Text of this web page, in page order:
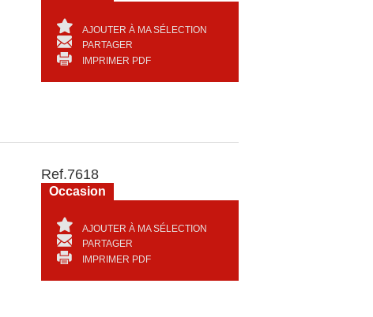
AJOUTER À MA SÉLECTION
PARTAGER
IMPRIMER PDF
Ref.7618
Occasion
AJOUTER À MA SÉLECTION
PARTAGER
IMPRIMER PDF